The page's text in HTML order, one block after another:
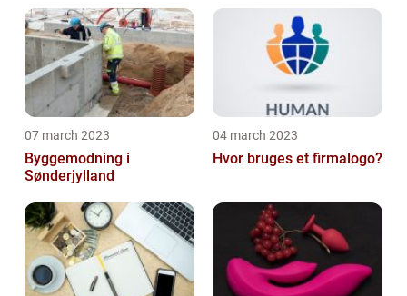
07 march 2023
Byggemodning i
Sønderjylland
04 march 2023
Hvor bruges et firmalogo?